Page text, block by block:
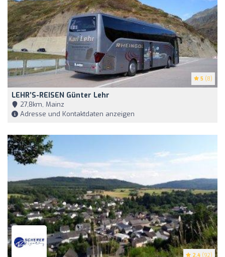
5 (8)
LEHR’S-REISEN Günter Lehr
27,8km, Mainz
Adresse und Kontaktdaten anzeigen
2.4 (92)